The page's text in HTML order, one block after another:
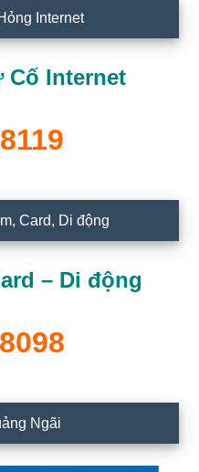
Internet
Cố Internet
Card, Di động
– Di động
Ngãi